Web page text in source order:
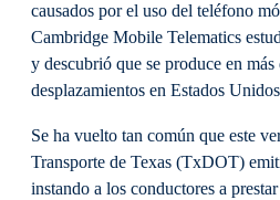
causados por el uso del teléfono
Cambridge Mobile Telematics
y descubrió que se produce en
desplazamientos en Estados
Se ha vuelto tan común que este
Transporte de Texas (TxDOT)
instando a los conductores a